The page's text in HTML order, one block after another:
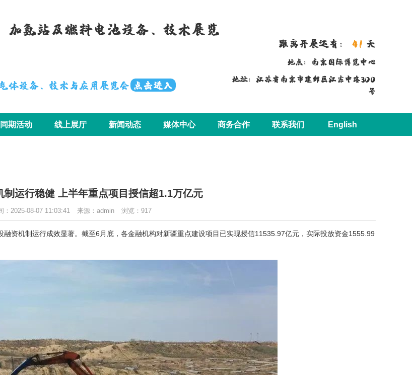
氢站及燃料电池设备、技术展览
体设备、技术与应用展览会 点击进入
距离开展还有： 41 天
地点：南京国际博览中心
地址：江苏省南京市建邺区江东中路300
号
同期活动 线上展厅 新闻动态 媒体中心 商务合作 联系我们 English
制运行稳健 上半年重点项目授信超1.1万亿元
：2025-08-07 11:03:41 来源：admin 浏览： 917
资机制运行成效显著。截至6月底，各金融机构对新疆重点建设项目已实现授信11535.97亿元，实际投放资金1555.99